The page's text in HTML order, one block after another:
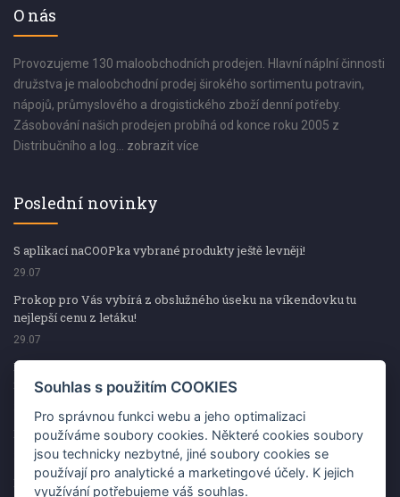
O nás
Provozujeme 130 maloobchodních prodejen. Hlavní náplní činnosti
družstva je maloobchodní prodej širokého sortimentu potravin,
nápojů, průmyslového a drogistického zboží denní potřeby.
Zásobování našich prodejen probíhá od konce roku 2005 z
Distribučního a log... zobrazit více
Poslední novinky
S aplikací naCOOPka vybrané produkty ještě levněji!
29.07
Prokop pro Vás vybírá z obslužného úseku na víkendovku tu
nejlepší cenu z letáku!
29.07
Prokop pro Vás vybírá z obslužného úseku na víkendovku tu
nejlepší cenu z letáku!
Kup špekáčky od Váhaly a vyhraj s naCOOPkou sekerku Fiskars
29.07
Prokop pro Vás vybírá na víkendovku ty nejlepší ceny z letáku!
Souhlas s použitím COOKIES
Pro správnou funkci webu a jeho optimalizaci
používáme soubory cookies. Některé cookies soubory
jsou technicky nezbytné, jiné soubory cookies se
používají pro analytické a marketingové účely. K jejich
využívání potřebujeme váš souhlas.